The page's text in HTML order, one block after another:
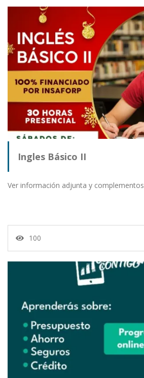
Ingles Básico II
Ver información adjunta y complementos
100